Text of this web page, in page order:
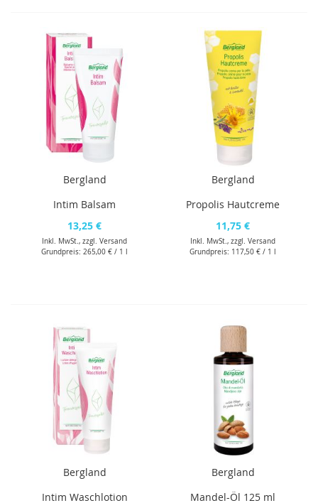
Bergland
Intim Balsam
13,25 €
Inkl. MwSt., zzgl.Versand
Grundpreis: 265,00 € / 1 l
Bergland
Propolis Hautcreme
11,75 €
Inkl. MwSt., zzgl.Versand
Grundpreis: 117,50 € / 1 l
Bergland
Intim Waschlotion
Bergland
Mandel-Öl 125 ml